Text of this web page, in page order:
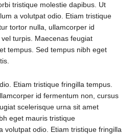
tristique molestie dapibus. Ut
a volutpat odio. Etiam tristique
tortor nulla, ullamcorper id
turpis. Maecenas feugiat
tempus. Sed tempus nibh eget
Etiam tristique fringilla tempus.
id fermentum non, cursus
scelerisque urna sit amet
eget mauris tristique
volutpat odio. Etiam tristique fringilla